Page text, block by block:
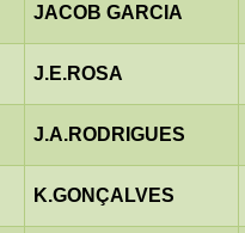
JACOB GARCIA
J.E.ROSA
J.A.RODRIGUES
K.GONÇALVES